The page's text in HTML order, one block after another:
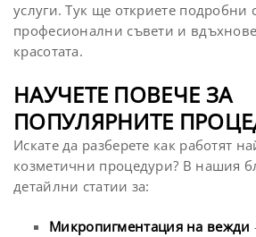
услуги. Тук ще откриете подробни
професионални съвети и
красотата.
НАУЧЕТЕ ПОВЕЧЕ ЗА
ПОПУЛЯРНИТЕ
Искате да разберете как работят
козметични процедури? В нашия
детайлни статии за:
Микропигментация на вежди